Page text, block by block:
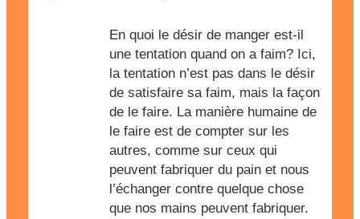
En quoi le désir de manger est-il
une tentation quand on a faim? Ici,
la tentation n’est pas dans le désir
de satisfaire sa faim, mais la façon
de le faire. La manière humaine de
le faire est de compter sur les
autres, comme sur ceux qui
peuvent fabriquer du pain et nous
l’échanger contre quelque chose
que nos mains peuvent fabriquer.